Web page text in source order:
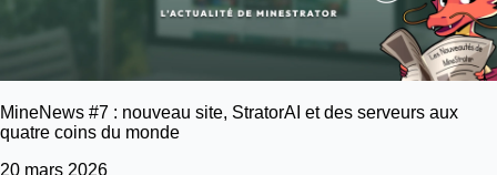
MineNews #7 : nouveau site, StratorAI et des serveurs aux
quatre coins du monde
20 mars 2026